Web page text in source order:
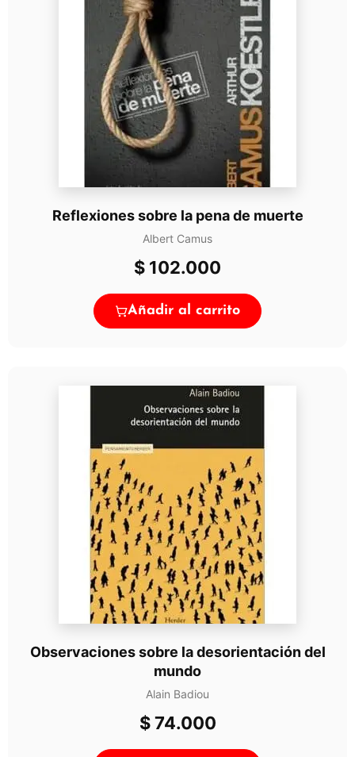
Reflexiones sobre la pena de muerte
Albert Camus
$ 102.000
Añadir al carrito
Observaciones sobre la desorientación del
mundo
Alain Badiou
$74.000